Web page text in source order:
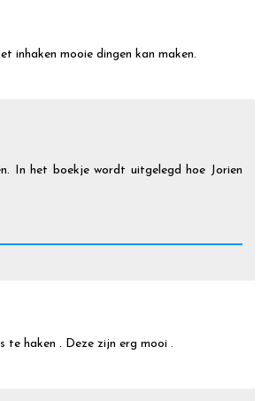
inhaken mooie dingen kan maken.
In het boekje wordt uitgelegd hoe Jorien
te haken . Deze zijn erg mooi .